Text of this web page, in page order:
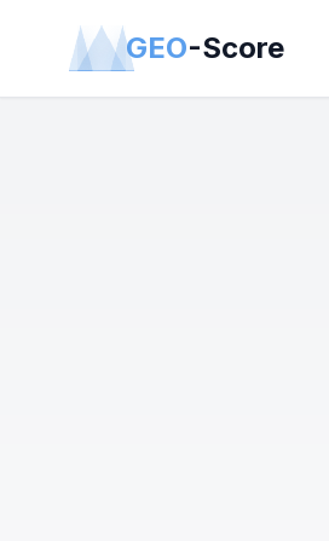
GEO-Score